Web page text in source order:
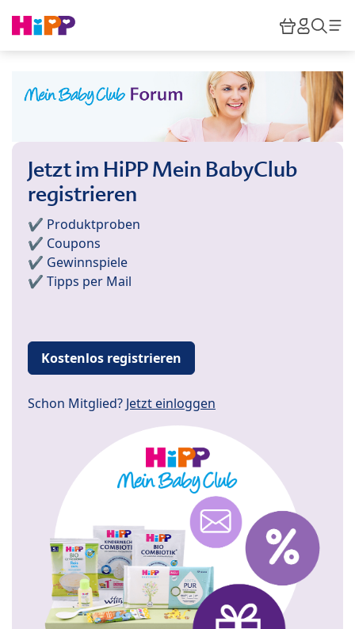
HiPP
Jetzt im HiPP Mein BabyClub
registrieren
✔️ Produktproben
✔️ Coupons
✔️ Gewinnspiele
✔️ Tipps per Mail
Kostenlos registrieren
Schon Mitglied? Jetzt einloggen